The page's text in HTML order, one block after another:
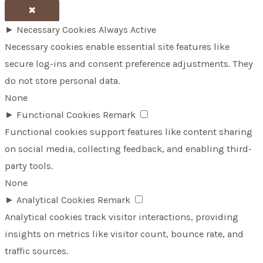
✖
► Necessary Cookies Always Active
Necessary cookies enable essential site features like
secure log-ins and consent preference adjustments. They
do not store personal data.
None
► Functional Cookies Remark
Functional cookies support features like content sharing
on social media, collecting feedback, and enabling third-
party tools.
None
► Analytical Cookies Remark
Analytical cookies track visitor interactions, providing
insights on metrics like visitor count, bounce rate, and
traffic sources.